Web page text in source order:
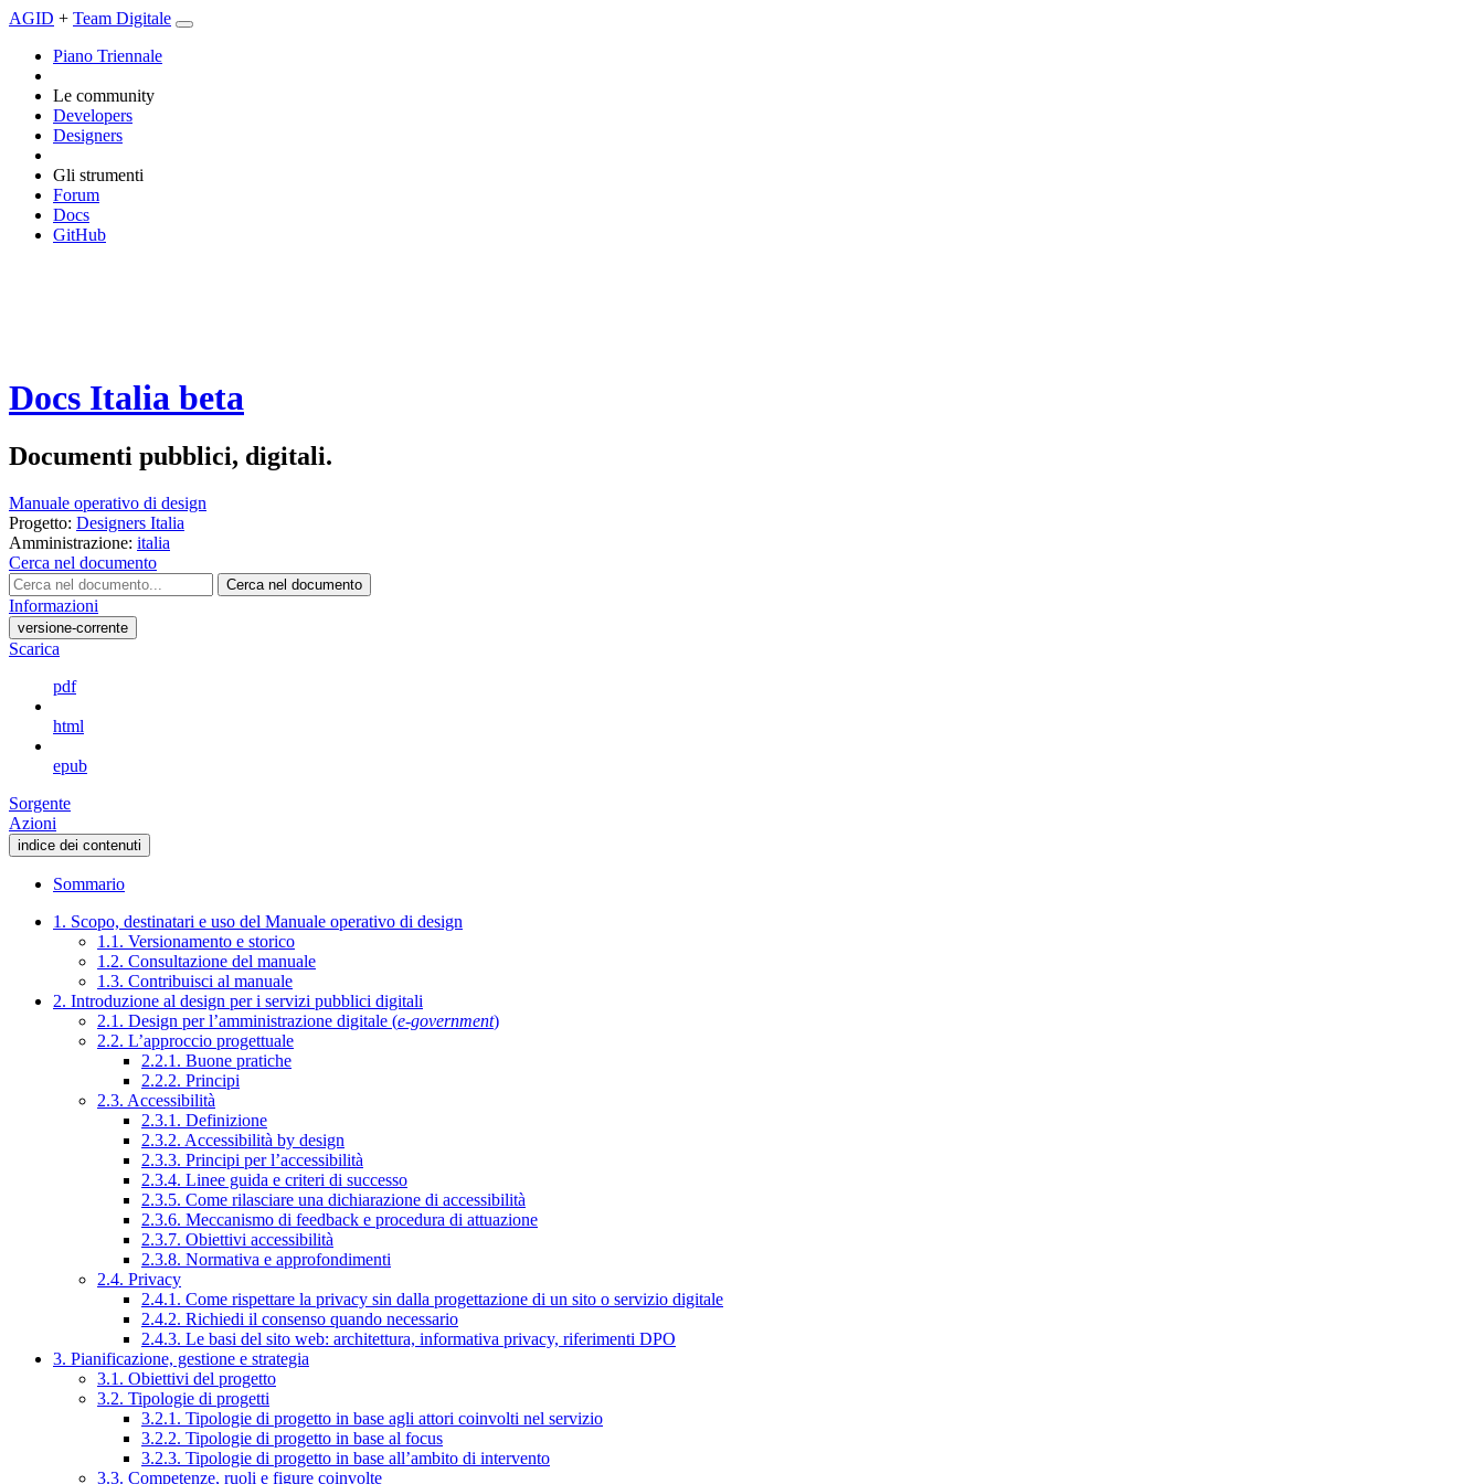
AGID + Team Digitale
Piano Triennale
Le community
Developers
Designers
Gli strumenti
Forum
Docs
GitHub
Docs Italia beta
Documenti pubblici, digitali.
Manuale operativo di design
Progetto: Designers Italia
Amministrazione: italia
Cerca nel documento
Cerca nel documento
Informazioni
versione-corrente
Scarica
pdf
html
epub
Sorgente
Azioni
indice dei contenuti
Sommario
1. Scopo, destinatari e uso del Manuale operativo di design
1.1. Versionamento e storico
1.2. Consultazione del manuale
1.3. Contribuisci al manuale
2. Introduzione al design per i servizi pubblici digitali
2.1. Design per l’amministrazione digitale (e-government)
2.2. L’approccio progettuale
2.2.1. Buone pratiche
2.2.2. Principi
2.3. Accessibilità
2.3.1. Definizione
2.3.2. Accessibilità by design
2.3.3. Principi per l’accessibilità
2.3.4. Linee guida e criteri di successo
2.3.5. Come rilasciare una dichiarazione di accessibilità
2.3.6. Meccanismo di feedback e procedura di attuazione
2.3.7. Obiettivi accessibilità
2.3.8. Normativa e approfondimenti
2.4. Privacy
2.4.1. Come rispettare la privacy sin dalla progettazione di un sito o servizio digitale
2.4.2. Richiedi il consenso quando necessario
2.4.3. Le basi del sito web: architettura, informativa privacy, riferimenti DPO
3. Pianificazione, gestione e strategia
3.1. Obiettivi del progetto
3.2. Tipologie di progetti
3.2.1. Tipologie di progetto in base agli attori coinvolti nel servizio
3.2.2. Tipologie di progetto in base al focus
3.2.3. Tipologie di progetto in base all’ambito di intervento
3.3. Competenze, ruoli e figure coinvolte